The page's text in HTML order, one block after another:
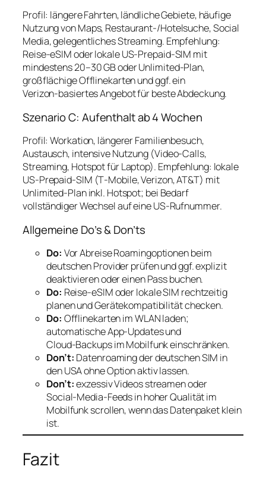
Profil: längere Fahrten, ländliche Gebiete, häufige
Nutzung von Maps, Restaurant-/Hotelsuche, Social
Media, gelegentliches Streaming. Empfehlung:
Reise‑eSIM oder lokale US‑Prepaid‑SIM mit
mindestens 20–30 GB oder Unlimited‑Plan,
großflächige Offlinekarten und ggf. ein
Verizon‑basiertes Angebot für beste Abdeckung.
Szenario C: Aufenthalt ab 4 Wochen
Profil: Workation, längerer Familienbesuch,
Austausch, intensive Nutzung (Video‑Calls,
Streaming, Hotspot für Laptop). Empfehlung: lokale
US‑Prepaid‑SIM (T‑Mobile, Verizon, AT&T) mit
Unlimited‑Plan inkl. Hotspot; bei Bedarf
vollständiger Wechsel auf eine US‑Rufnummer.
Allgemeine Do’s & Don’ts
Do: Vor Abreise Roamingoptionen beim
deutschen Provider prüfen und ggf. explizit
deaktivieren oder einen Pass buchen.
Do: Reise‑eSIM oder lokale SIM rechtzeitig
planen und Gerätekompatibilität checken.
Do: Offlinekarten im WLAN laden;
automatische App‑Updates und
Cloud‑Backups im Mobilfunk einschränken.
Don’t: Datenroaming der deutschen SIM in
den USA ohne Option aktiv lassen.
Don’t:exzessiv Videos streamen oder
Social‑Media‑Feeds in hoher Qualität im
Mobilfunk scrollen, wenn das Datenpaket klein
ist.
Fazit